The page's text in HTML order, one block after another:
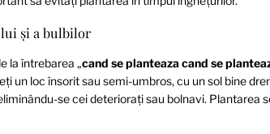
și a bulbilor
la întrebarea „cand se planteaza cand se
un loc însorit sau semi-umbros, cu un sol bine
se cei deteriorați sau bolnavi.